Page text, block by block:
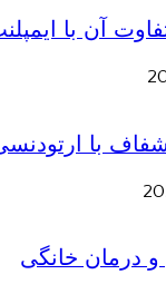
آن با
شفاف با
درمان خانگی